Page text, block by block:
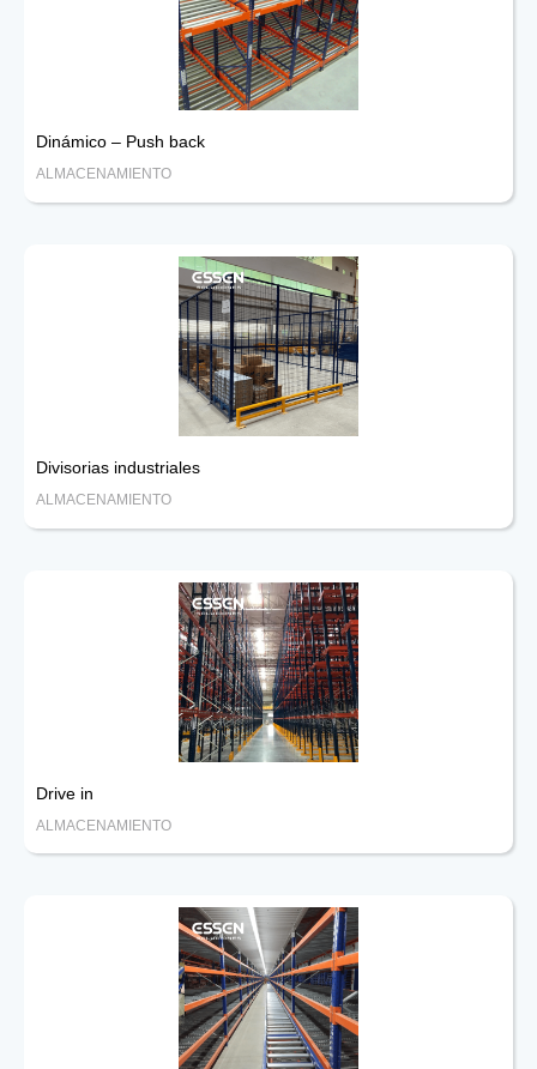
Dinámico – Push back
ALMACENAMIENTO
Divisorias industriales
ALMACENAMIENTO
Drive in
ALMACENAMIENTO